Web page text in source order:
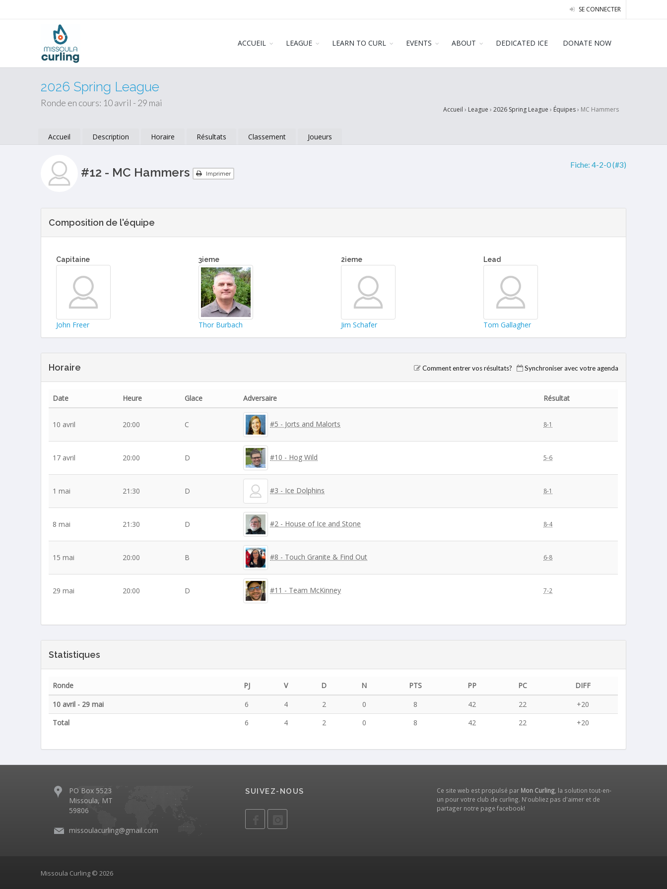
SE CONNECTER
ACCUEIL LEAGUE LEARN TO CURL EVENTS ABOUT DEDICATED ICE DONATE NOW
2026 Spring League
Ronde en cours: 10 avril - 29 mai
Accueil › League › 2026 Spring League › Équipes› MC Hammers
Accueil Description Horaire Résultats Classement Joueurs
#12 - MC Hammers Imprimer
Fiche: 4-2-0 (#3)
Composition de l'équipe
Capitaine
John Freer
3ieme
Thor Burbach
2ieme
Jim Schafer
Lead
Tom Gallagher
Horaire Comment entrer vos résultats? Synchroniser avec votre agenda
Date Heure Glace Adversaire Résultat
10 avril 20:00 C #5 - Jorts and Malorts 8-1
17 avril 20:00 D #10 - Hog Wild 5-6
1 mai 21:30 D #3 - Ice Dolphins 8-1
8 mai 21:30 D #2 - House of Ice and Stone 8-4
15 mai 20:00 B #8 - Touch Granite & Find Out 6-8
29 mai 20:00 D #11 - Team McKinney 7-2
Statistiques
Ronde PJ V D N PTS PP PC
DIFF
10 avril - 29 mai
6 4 2 0 8 42 22
+20
Total
6 4 2 0 8 42 22 +20
PO Box 5523
Missoula, MT
59806
missoulacurling@gmail.com
SUIVEZ-NOUS Ce site web est propulsé par Mon Curling, la solution tout-en-
un pour votre club de curling. N'oubliez pas d'aimer et de
partager notre page facebook!
Missoula Curling © 2026